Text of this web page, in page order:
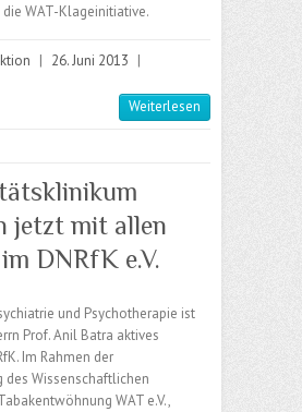
WAT-Klageinitiative.
| 26. Juni 2013 |
Weiterlesen
jetzt mit allen
DNRfK e.V.
und Psychotherapie ist
Prof. Anil Batra aktives
Im Rahmen der
des Wissenschaftlichen
WAT e.V.,